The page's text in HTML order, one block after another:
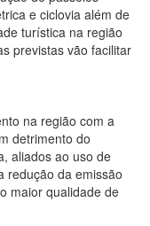
e ciclovia além de
turística na região
previstas vão facilitar
na região com a
detrimento do
aliados ao uso de
redução da emissão
maior qualidade de